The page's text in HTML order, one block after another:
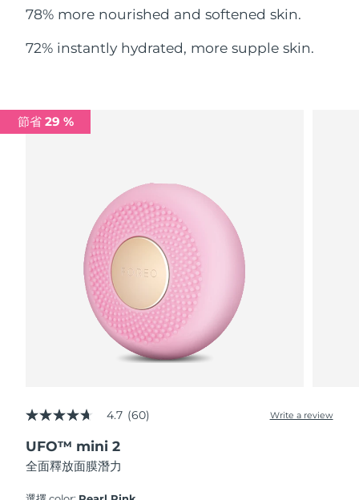
78% more nourished and softened skin.
72% instantly hydrated, more supple skin.
節省 29 %
4.7
of
5
stars,
4.7 (60) Write a review
UFO™ mini 2
全面釋放面膜潛力
預計送達日期
預計送達日期
沙烏地阿拉伯